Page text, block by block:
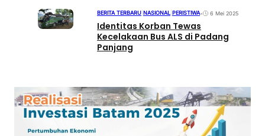
BERITA TERBARU NASIONAL PERISTIWA• 6 Mei 2025
Identitas Korban Tewas
Kecelakaan Bus ALS di Padang
Panjang